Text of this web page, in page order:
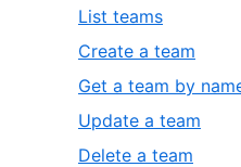
List teams
Create a team
Get a team by
Update a team
Delete a team